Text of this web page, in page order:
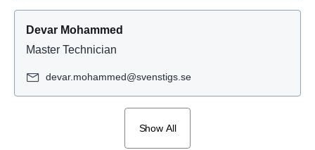
Devar Mohammed
Master Technician
devar.mohammed@svenstigs.se
Show All